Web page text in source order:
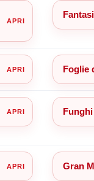
Foglie
Gran